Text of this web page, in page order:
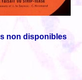
non disponibles